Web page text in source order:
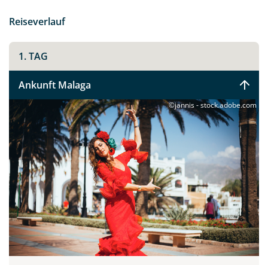
Reiseverlauf
1. TAG
Ankunft Malaga
©jannis - stock.adobe.com